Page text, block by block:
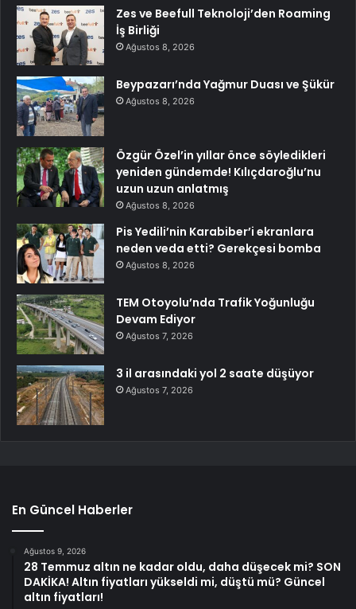
Zes ve Beefull Teknoloji’den Roaming
İş Birliği
Ağustos 8, 2026
Beypazarı’nda Yağmur Duası ve Şükür
Ağustos 8, 2026
Özgür Özel’in yıllar önce söyledikleri
yeniden gündemde! Kılıçdaroğlu’nu
uzun uzun anlatmış
Ağustos 8, 2026
Pis Yedili’nin Karabiber’i ekranlara
neden veda etti? Gerekçesi bomba
Ağustos 8, 2026
TEM Otoyolu’nda Trafik Yoğunluğu
Devam Ediyor
Ağustos 7, 2026
3 il arasındaki yol 2 saate düşüyor
Ağustos 7, 2026
En Güncel Haberler
Ağustos 9, 2026
28 Temmuz altın ne kadar oldu, daha düşecek mi? SON
DAKİKA! Altın fiyatları yükseldi mi, düştü mü? Güncel
altın fiyatları!